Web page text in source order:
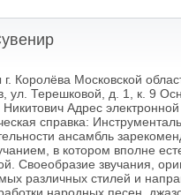
Королёва Московской
ул. Терешковой, д. 1, к. 9
Никитович Адрес
справка:
ансамбль
в котором вполне
Своеобразие звучания,
различных стилей и